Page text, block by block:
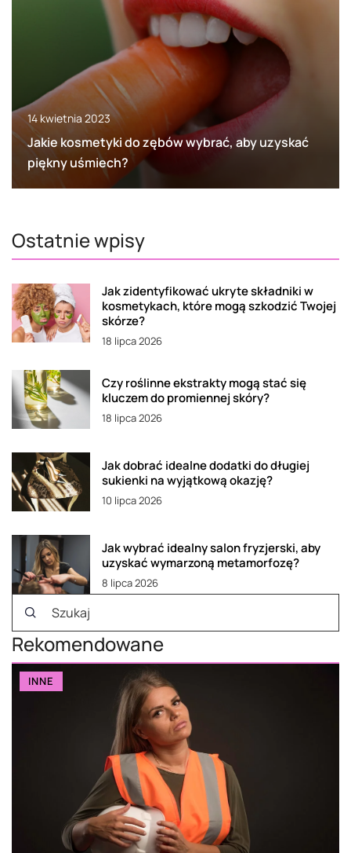
14 kwietnia 2023
Jakie kosmetyki do zębów wybrać, aby uzyskać
piękny uśmiech?
Ostatnie wpisy
Jak zidentyfikować ukryte składniki w
kosmetykach, które mogą szkodzić Twojej
skórze?
18 lipca 2026
Czy roślinne ekstrakty mogą stać się
kluczem do promiennej skóry?
18 lipca 2026
Jak dobrać idealne dodatki do długiej
sukienki na wyjątkową okazję?
10 lipca 2026
Jak wybrać idealny salon fryzjerski, aby
uzyskać wymarzoną metamorfozę?
8 lipca 2026
Rekomendowane
INNE